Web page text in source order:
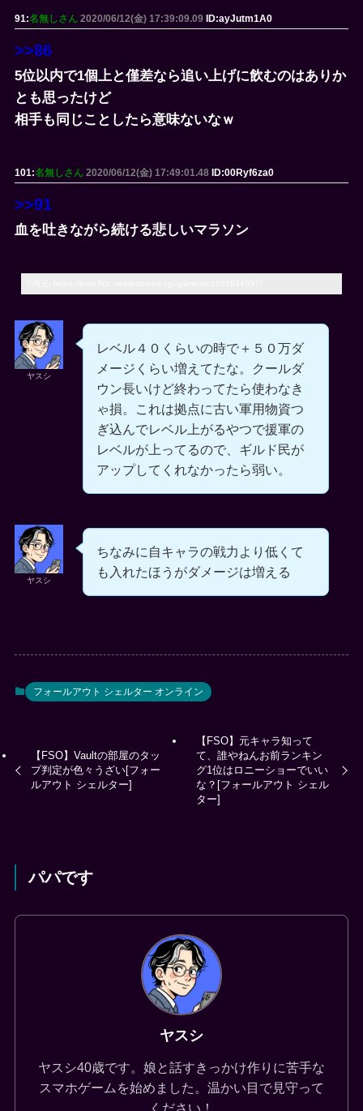
91:名無しさん 2020/06/12(金) 17:39:09.09 ID:ayJutm1A0
>>86
5位以内で1個上と僅差なら追い上げに飲むのはありか
とも思ったけど
相手も同じことしたら意味ないなｗ
101:名無しさん 2020/06/12(金) 17:49:01.48 ID:00Ryf6za0
>>91
血を吐きながら続ける悲しいマラソン
ヤスシ
レベル４０くらいの時で＋５０万ダ
メージくらい増えてたな。クールダ
ウン長いけど終わってたら使わなき
ゃ損。これは拠点に古い軍用物資つ
ぎ込んでレベル上がるやつで援軍の
レベルが上ってるので、ギルド民が
アップしてくれなかったら弱い。
ヤスシ
ちなみに自キャラの戦力より低くて
も入れたほうがダメージは増える
フォールアウト シェルター オンライン
【FSO】Vaultの部屋のタッ
プ判定が色々うざい[フォー
ルアウト シェルター]
【FSO】元キャラ知って
て、誰やねんお前ランキン
グ1位はロニーショーでいい
な？[フォールアウト シェル
ター]
パパです
ヤスシ
ヤスシ40歳です。娘と話すきっかけ作りに苦手な
スマホゲームを始めました。温かい目で見守って
ください！